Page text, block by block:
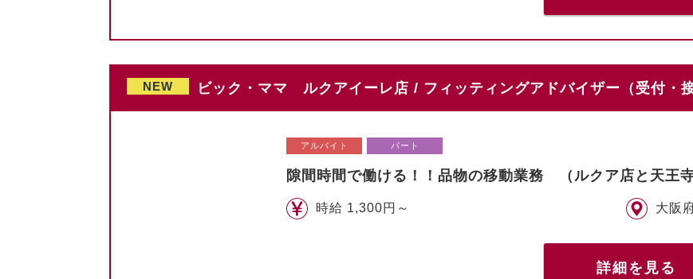
NEW ビック・ママ ルクアイーレ店 / フィッティングアドバイザー（受付・
アルバイト パート
隙間時間で働ける！！品物の移動業務 （ルクア店と天王寺
時給 1,300円～ 大阪
詳細を見る